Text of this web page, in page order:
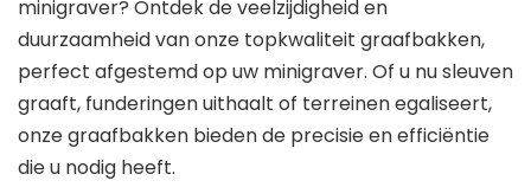
minigraver? Ontdek de veelzijdigheid en
duurzaamheid van onze topkwaliteit graafbakken,
perfect afgestemd op uw minigraver. Of u nu sleuven
graaft, funderingen uithaalt of terreinen egaliseert,
onze graafbakken bieden de precisie en efficiëntie
die u nodig heeft.